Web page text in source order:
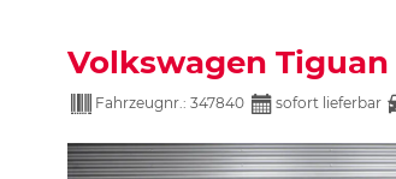
Volkswagen Tiguan
Fahrzeugnr.: 347840 sofort lieferbar